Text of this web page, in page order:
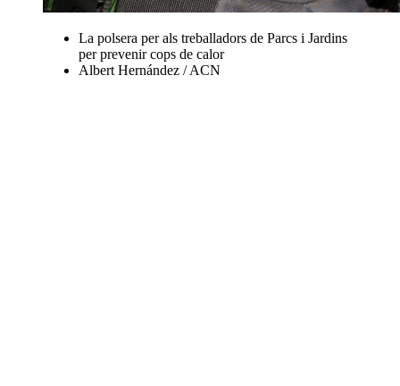
La polsera per als treballadors de Parcs i Jardins
per prevenir cops de calor
Albert Hernández / ACN